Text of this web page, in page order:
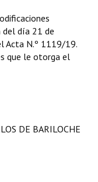
del día 21 de
Acta N.º 1119/19.
que le otorga el
DE BARILOCHE